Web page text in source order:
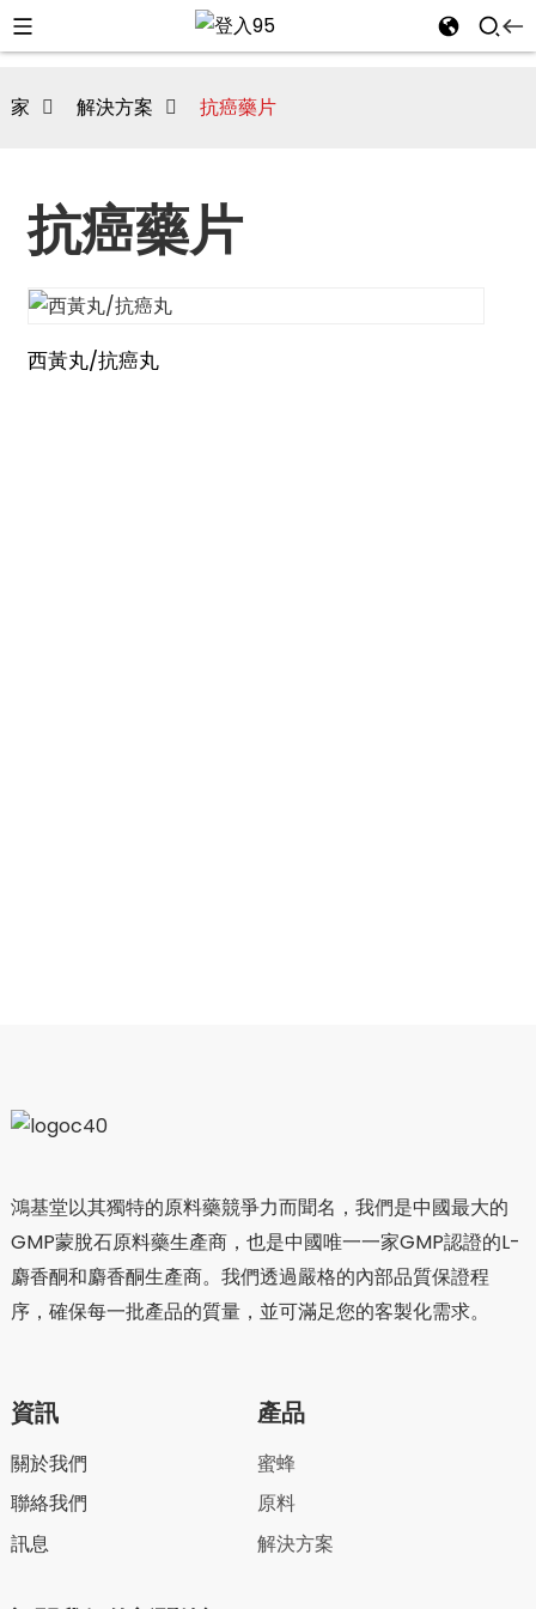
家 解決方案 抗癌藥片
抗癌藥片
西黃丸/抗癌丸
鴻基堂以其獨特的原料藥競爭力而聞名，我們是中國最大的
GMP蒙脫石原料藥生產商，也是中國唯一一家GMP認證的L-
麝香酮和麝香酮生產商。我們透過嚴格的內部品質保證程
序，確保每一批產品的質量，並可滿足您的客製化需求。
資訊
關於我們
聯絡我們
訊息
產品
蜜蜂
原料
解決方案